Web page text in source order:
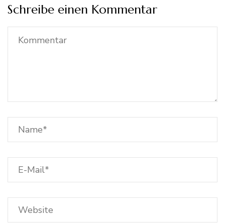
Schreibe einen Kommentar